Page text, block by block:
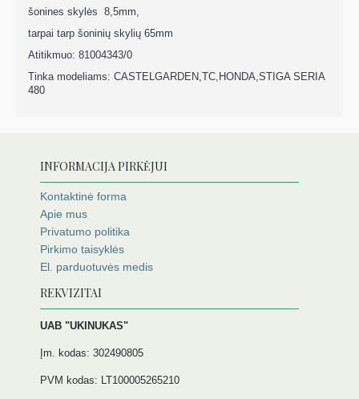
šonines skylės 8,5mm,
tarpai tarp šoninių skylių 65mm
Atitikmuo: 81004343/0
Tinka modeliams: CASTELGARDEN,TC,HONDA,STIGA SERIA
480
INFORMACIJA PIRKĖJUI
Kontaktinė forma
Apie mus
Privatumo politika
Pirkimo taisyklės
El. parduotuvės medis
REKVIZITAI
UAB "UKINUKAS"
Įm. kodas: 302490805
PVM kodas: LT100005265210